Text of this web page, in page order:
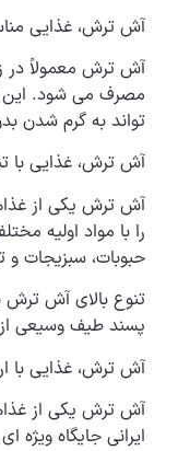
آش ترش، غذایی
آش ترش معمولاً در
مصرف می شود. این
تواند به گرم شدن
آش ترش، غذایی با
آش ترش یکی از
را با مواد اولیه
حبوبات، سبزیجات
تنوع بالای آش
پسند طیف وسیعی از
آش ترش، غذایی با
آش ترش یکی از
ایرانی جایگاه